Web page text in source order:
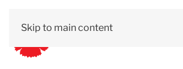
Skip to main content